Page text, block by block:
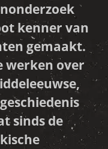
kenner van
gemaakt.
werken over
sinds de